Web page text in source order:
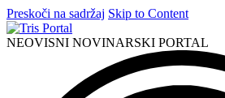
Preskoči na sadržaj Skip to Content
NEOVISNI NOVINARSKI PORTAL